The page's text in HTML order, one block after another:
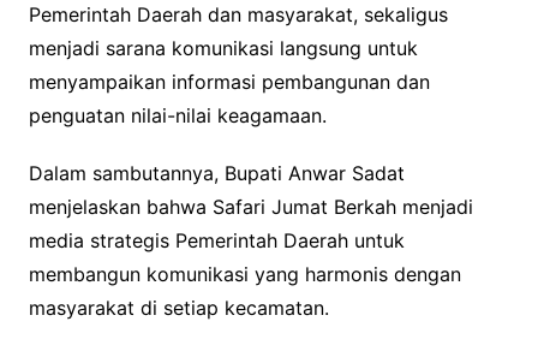
Pemerintah Daerah dan masyarakat, sekaligus
menjadi sarana komunikasi langsung untuk
menyampaikan informasi pembangunan dan
penguatan nilai-nilai keagamaan.
Dalam sambutannya, Bupati Anwar Sadat
menjelaskan bahwa Safari Jumat Berkah menjadi
media strategis Pemerintah Daerah untuk
membangun komunikasi yang harmonis dengan
masyarakat di setiap kecamatan.